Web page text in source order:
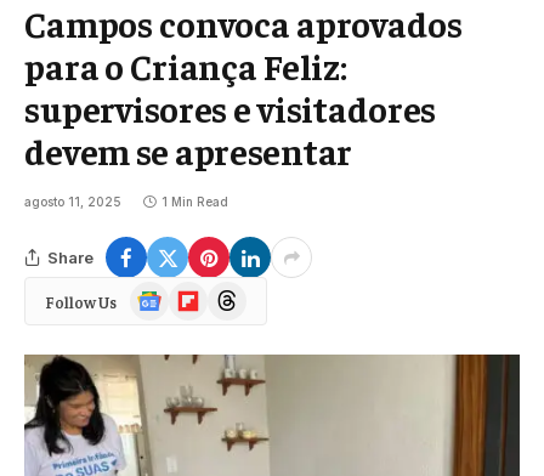
Campos convoca aprovados
para o Criança Feliz:
supervisores e visitadores
devem se apresentar
agosto 11, 2025 1 Min Read
Share
Follow Us
Google
News
FlipboardThreads